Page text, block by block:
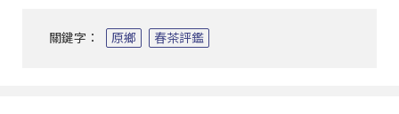
關鍵字： 原鄉 春茶評鑑